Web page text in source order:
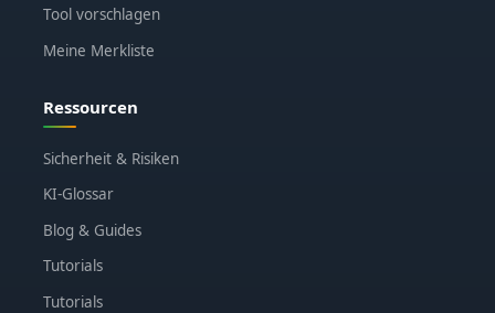
Tool vorschlagen
Meine Merkliste
Ressourcen
Sicherheit & Risiken
KI-Glossar
Blog & Guides
Tutorials
Tutorials